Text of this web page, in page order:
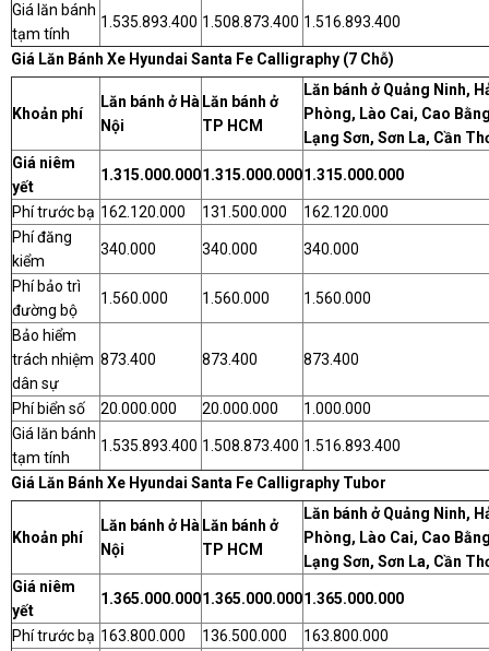
Giá lăn bánh
tạm tính
1.535.893.400 1.508.873.400 1.516.893.400
Giá Lăn Bánh Xe Hyundai Santa Fe Calligraphy (7 Chỗ)
Khoản phí
Lăn bánh ở Hà
Nội
Lăn bánh ở
TP HCM
Lăn bánh ở Quảng Ninh,
Phòng, Lào Cai, Cao
Lạng Sơn, Sơn La, Cần
Giá niêm
yết
1.315.000.0001.315.000.0001.315.000.000
Phí trước bạ 162.120.000 131.500.000
162.120.000
Phí đăng
kiểm
340.000 340.000 340.000
Phí bảo trì
đường bộ
1.560.000 1.560.000 1.560.000
Bảo hiểm
trách nhiệm
dân sự
873.400 873.400 873.400
Phí biển số 20.000.000 20.000.000
1.000.000
Giá lăn bánh
tạm tính
1.535.893.400 1.508.873.400 1.516.893.400
Giá Lăn Bánh Xe Hyundai Santa Fe Calligraphy Tubor
Khoản phí
Lăn bánh ở Hà
Nội
Lăn bánh ở
TP HCM
Lăn bánh ở Quảng Ninh,
Phòng, Lào Cai, Cao
Lạng Sơn, Sơn La, Cần
Giá niêm
yết
1.365.000.0001.365.000.0001.365.000.000
Phí trước bạ 163.800.000 136.500.000
163.800.000